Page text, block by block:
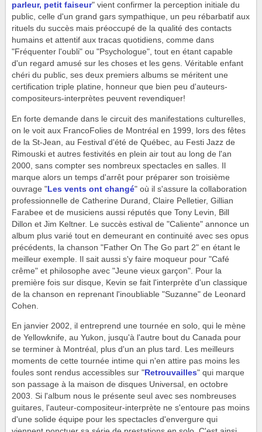
parleur, petit faiseur" vient confirmer la perception initiale du
public, celle d'un grand gars sympathique, un peu rébarbatif aux
rituels du succès mais préoccupé de la qualité des contacts
humains et attentif aux tracas quotidiens, comme dans
"Fréquenter l'oubli" ou "Psychologue", tout en étant capable
d'un regard amusé sur les choses et les gens. Véritable enfant
chéri du public, ses deux premiers albums se méritent une
certification triple platine, honneur que bien peu d'auteurs-
compositeurs-interprètes peuvent revendiquer!
En forte demande dans le circuit des manifestations culturelles,
on le voit aux FrancoFolies de Montréal en 1999, lors des fêtes
de la St-Jean, au Festival d'été de Québec, au Festi Jazz de
Rimouski et autres festivités en plein air tout au long de l'an
2000, sans compter ses nombreux spectacles en salles. Il
marque alors un temps d'arrêt pour préparer son troisième
ouvrage "Les vents ont changé" où il s'assure la collaboration
professionnelle de Catherine Durand, Claire Pelletier, Gillian
Farabee et de musiciens aussi réputés que Tony Levin, Bill
Dillon et Jim Keltner. Le succès estival de "Caliente" annonce un
album plus varié tout en demeurant en continuité avec ses opus
précédents, la chanson "Father On The Go part 2" en étant le
meilleur exemple. Il sait aussi s'y faire moqueur pour "Café
crême" et philosophe avec "Jeune vieux garçon". Pour la
première fois sur disque, Kevin se fait l'interprète d'un classique
de la chanson en reprenant l'inoubliable "Suzanne" de Leonard
Cohen.
En janvier 2002, il entreprend une tournée en solo, qui le mène
de Yellowknife, au Yukon, jusqu'à l'autre bout du Canada pour
se terminer à Montréal, plus d'un an plus tard. Les meilleurs
moments de cette tournée intime qui n'en attire pas moins les
foules sont rendus accessibles sur " Retrouvailles" qui marque
son passage à la maison de disques Universal, en octobre
2003. Si l'album nous le présente seul avec ses nombreuses
guitares, l'auteur-compositeur-interprète ne s'entoure pas moins
d'une solide équipe pour les spectacles d'envergure qui